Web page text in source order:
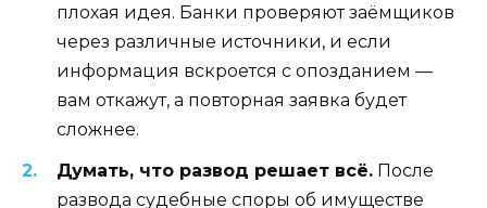
плохая идея. Банки проверяют заёмщиков
через различные источники, и если
информация вскроется с опозданием —
вам откажут, а повторная заявка будет
сложнее.
Думать, что развод решает всё. После
развода судебные споры об имуществе